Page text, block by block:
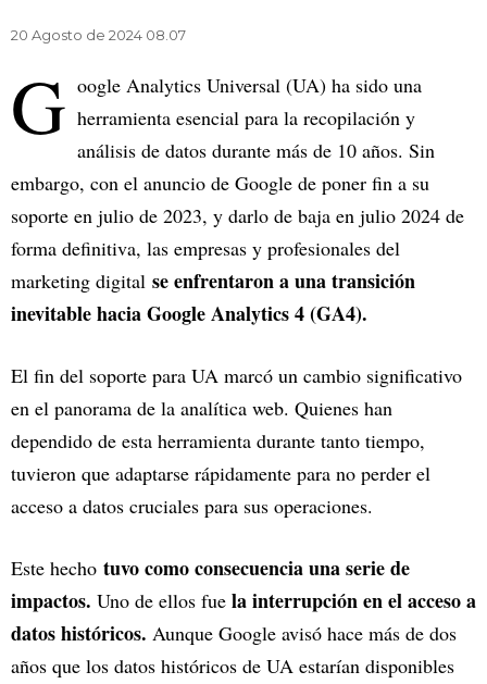
20 Agosto de 2024 08.07
G oogle Analytics Universal (UA) ha sido una
herramienta esencial para la recopilación y
análisis de datos durante más de 10 años. Sin
embargo, con el anuncio de Google de poner fin a su
soporte en julio de 2023, y darlo de baja en julio 2024 de
forma definitiva, las empresas y profesionales del
marketing digital se enfrentaron a una transición
inevitable hacia Google Analytics 4 (GA4).
El fin del soporte para UA marcó un cambio significativo
en el panorama de la analítica web. Quienes han
dependido de esta herramienta durante tanto tiempo,
tuvieron que adaptarse rápidamente para no perder el
acceso a datos cruciales para sus operaciones.
Este hecho tuvo como consecuencia una serie de
impactos. Uno de ellos fue la interrupción en el acceso a
datos históricos. Aunque Google avisó hace más de dos
años que los datos históricos de UA estarían disponibles